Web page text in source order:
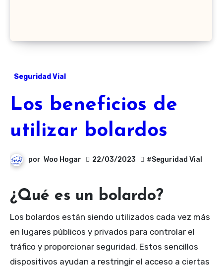
Seguridad Vial
Los beneficios de
utilizar bolardos
por Woo Hogar 22/03/2023 #Seguridad Vial
¿Qué es un bolardo?
Los bolardos están siendo utilizados cada vez más
en lugares públicos y privados para controlar el
tráfico y proporcionar seguridad. Estos sencillos
dispositivos ayudan a restringir el acceso a ciertas